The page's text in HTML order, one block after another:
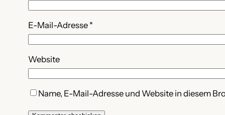
E-Mail-Adresse *
Website
Name, E-Mail-Adresse und Website in diesem